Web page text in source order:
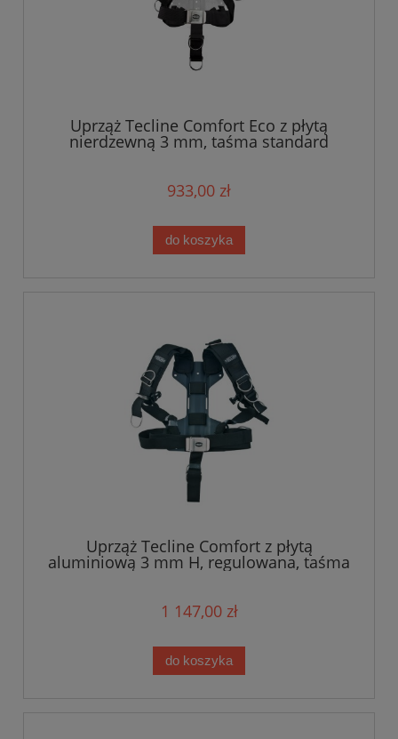
Uprząż Tecline Comfort Eco z płytą
nierdzewną 3 mm, taśma standard
933,00 zł
do koszyka
Uprząż Tecline Comfort z płytą
aluminiową 3 mm H, regulowana, taśma
standard - waga 1,54 kg
1 147,00 zł
do koszyka